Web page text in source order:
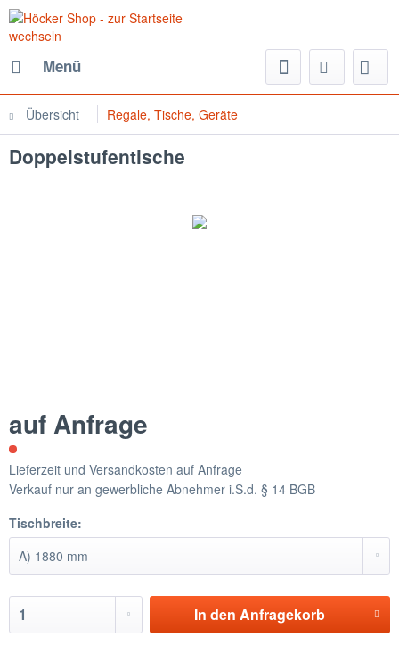
Menü
Übersicht Regale, Tische, Geräte
Doppelstufentische
auf Anfrage
Lieferzeit und Versandkosten auf Anfrage
Verkauf nur an gewerbliche Abnehmer i.S.d. § 14 BGB
Tischbreite:
In den Anfragekorb